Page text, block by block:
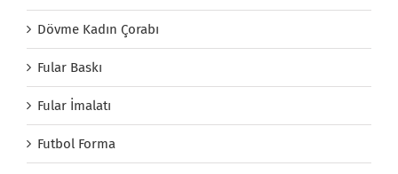
Dövme Kadın Çorabı
Fular Baskı
Fular İmalatı
Futbol Forma